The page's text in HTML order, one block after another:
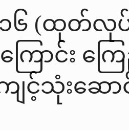
၀၁၆ (ထုတ်
ောင်း ကြ
ကို ကျင့်သုံးဆ